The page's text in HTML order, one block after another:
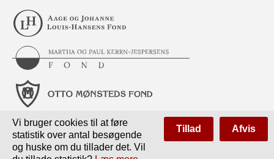
Vi bruger cookies til at føre
statistik over antal besøgende
og huske om du tillader det. Vil
Tillad Afvis